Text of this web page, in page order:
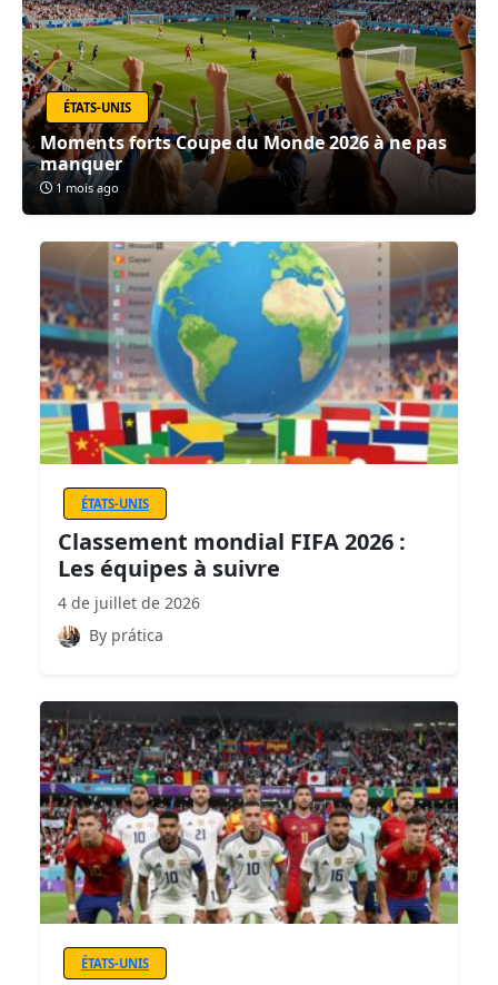
ÉTATS-UNIS
Moments forts Coupe du Monde 2026 à ne pas
manquer
1 mois ago
ÉTATS-UNIS
Classement mondial FIFA 2026 :
Les équipes à suivre
4 de juillet de 2026
By prática
ÉTATS-UNIS